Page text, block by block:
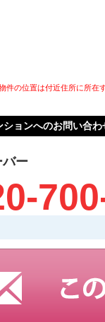
件の位置は付近住所に所在
ションへのお問い合わ
バー